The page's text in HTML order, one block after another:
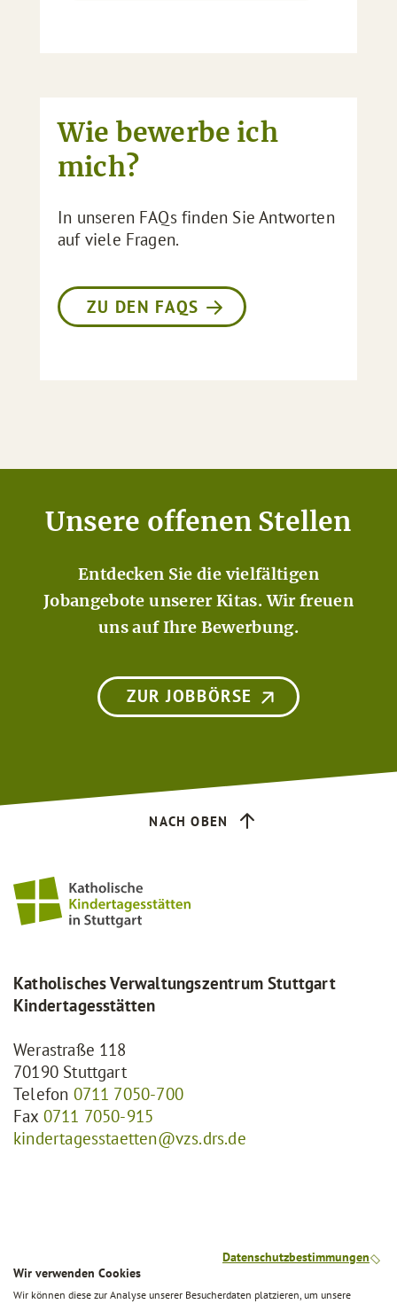
Wie bewerbe ich
mich?
In unseren FAQs finden Sie Antworten
auf viele Fragen.
ZU DEN FAQS
Unsere offenen Stellen
Entdecken Sie die vielfältigen
Jobangebote unserer Kitas. Wir freuen
uns auf Ihre Bewerbung.
ZUR JOBBÖRSE
NACH OBEN
Katholisches Verwaltungszentrum Stuttgart
Kindertagesstätten
Werastraße 118
70190 Stuttgart
Telefon 0711 7050-700
Fax 0711 7050-915
kindertagesstaetten@vzs.drs.de
Schnellzugriffe
Datenschutzbestimmungen
Wir verwenden Cookies
Wir können diese zur Analyse unserer Besucherdaten platzieren, um unsere